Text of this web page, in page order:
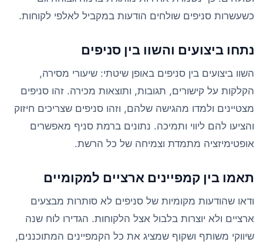
כשעשרות סניפים שולחים הודעות במקביל לאלפי לקוחות.
נתחו ביצועים והשוו בין סניפים
השוו ביצועים בין סניפים באופן שיטתי: שיעורי מסירה,
הקלקות על קישורים, תגובות, ותוצאות מכירה. זהו סניפים
מצטיינים ולמדו מהגישה שלהם, וזהו סניפים שצריכים חיזוק
והציעו להם ליווי ותמיכה. נתונים ברמת סניף מאפשרים
אופטימיזציה מתמדת וצמיחה של כל הרשת.
תאמו בין קמפיינים ארציים למקומיים
ודאו שהודעות מקומיות של סניפים לא סותרות מבצעים
ארציים ולא יוצרות בלבול אצל הלקוחות. הגדירו לוח שנה
שיווקי משותף ושקוף שמציג את כל הקמפיינים המתוכננים,